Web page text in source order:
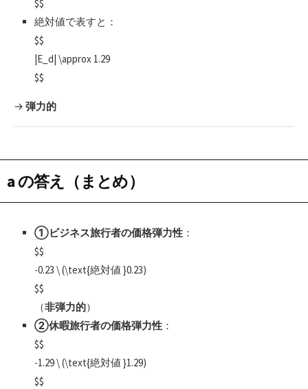
$$
絶対値で表すと：
$$
|E_d| \approx 1.29
$$
→ 弾力的
a の答え（まとめ）
①ビジネス旅行者の価格弾力性 ：
$$
-0.23 \ (\text{絶対値 }0.23)
$$
（非弾力的）
②休暇旅行者の価格弾力性 ：
$$
-1.29 \ (\text{絶対値 }1.29)
$$